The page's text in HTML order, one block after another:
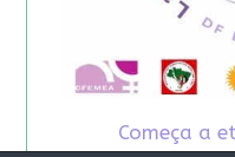
Começa a